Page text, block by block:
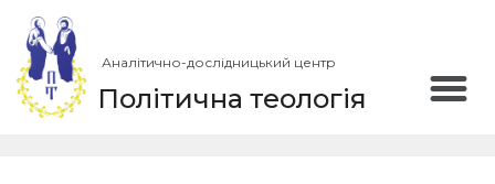
Аналітично-дослідницький центр
Політична теологія